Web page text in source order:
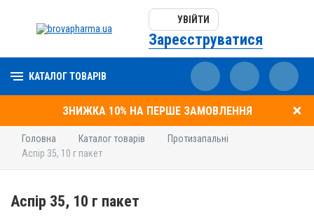
УВІЙТИ
Зареєструватися
КАТАЛОГ ТОВАРІВ
ЗНИЖКА 10% НА ПЕРШЕ ЗАМОВЛЕННЯ
Головна Каталог товарів
Протизапальні
Аспір 35, 10 г пакет
Аспір 35, 10 г пакет